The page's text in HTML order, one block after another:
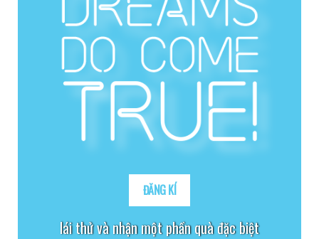
ĐĂNG KÍ
lái thử và nhận một phần quà đặc biệt